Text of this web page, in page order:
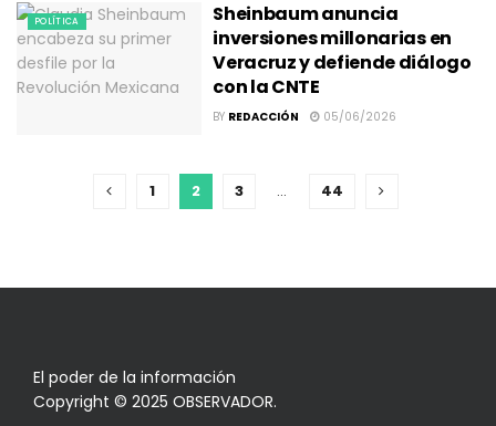
POLÍTICA
Sheinbaum anuncia
inversiones millonarias en
Veracruz y defiende diálogo
con la CNTE
BY REDACCIÓN 05/06/2026
1 2 3 … 44
El poder de la información
Copyright © 2025 OBSERVADOR.